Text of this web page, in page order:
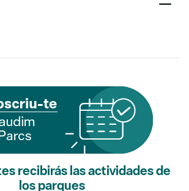
recibirás las actividades de
los parques